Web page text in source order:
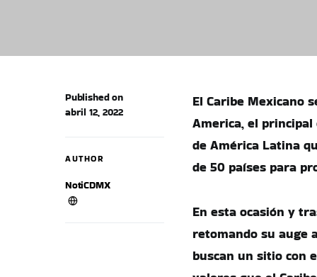
Published on
abril 12, 2022
AUTHOR
NotiCDMX
El Caribe Mexicano
America, el
de América Latina
de 50 países para
En esta ocasión y
retomando su auge
buscan un sitio con